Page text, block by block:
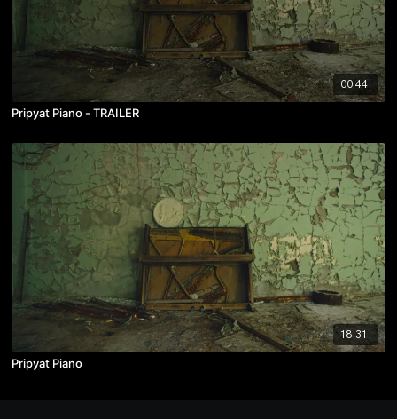
00:44
Pripyat Piano - TRAILER
18:31
Pripyat Piano